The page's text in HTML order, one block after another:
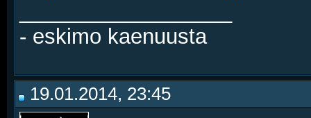
- eskimo kaenuusta
19.01.2014, 23:45